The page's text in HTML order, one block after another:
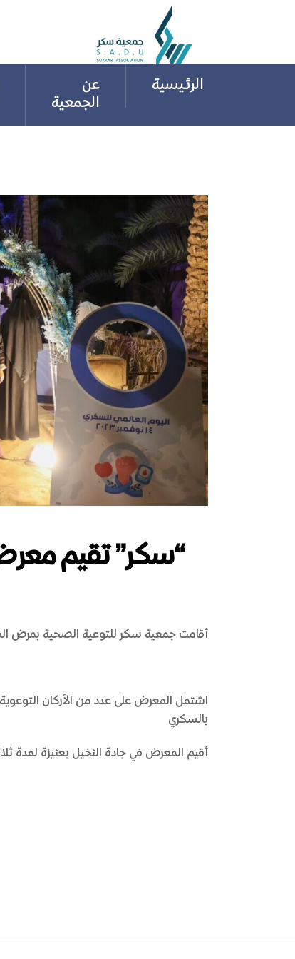
الرئيسية
عن
الجمعية
“سكر” تقيم معرض
أقامت جمعية سكر للتوعية الصحية بمرض
اشتمل المعرض على عدد من الأركان
بالسكري
أقيم المعرض في جادة النخيل بعنيزة لمدة